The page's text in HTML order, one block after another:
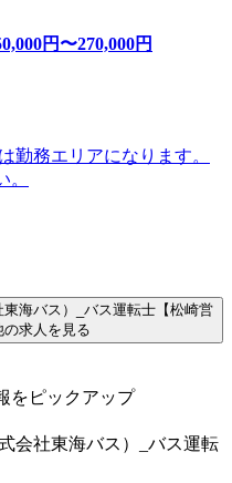
円〜270,000円
務エリアになります。
海バス）_バス運転士【松崎営
求人を見る
をピックアップ
会社東海バス）_バス運転